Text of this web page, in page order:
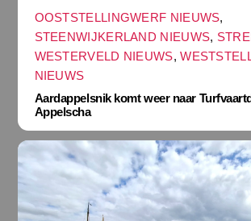
OOSTSTELLINGWERF NIEUWS,
STEENWIJKERLAND NIEUWS,
WESTERVELD NIEUWS,
NIEUWS
Aardappelsnik komt weer naar
Appelscha